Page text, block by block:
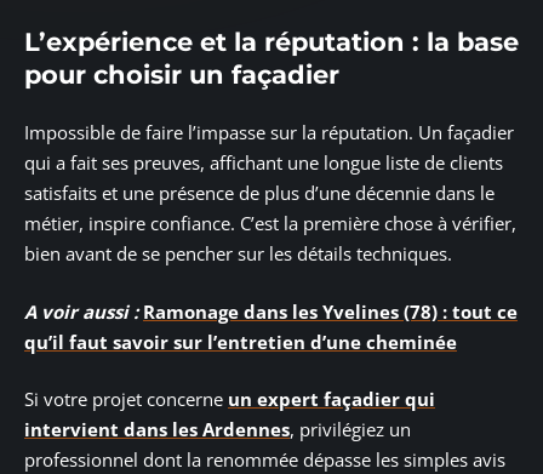
L’expérience et la réputation : la base
pour choisir un façadier
Impossible de faire l’impasse sur la réputation. Un façadier
qui a fait ses preuves, affichant une longue liste de clients
satisfaits et une présence de plus d’une décennie dans le
métier, inspire confiance. C’est la première chose à vérifier,
bien avant de se pencher sur les détails techniques.
A voir aussi : Ramonage dans les Yvelines (78) : tout ce
qu’il faut savoir sur l’entretien d’une cheminée
Si votre projet concerne un expert façadier qui
intervient dans les Ardennes, privilégiez un
professionnel dont la renommée dépasse les simples avis